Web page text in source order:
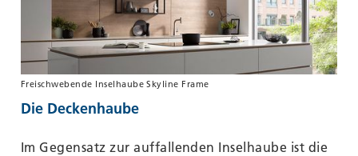
Freischwebende Inselhaube Skyline Frame
Die Deckenhaube
Im Gegensatz zur auffallenden Inselhaube ist die